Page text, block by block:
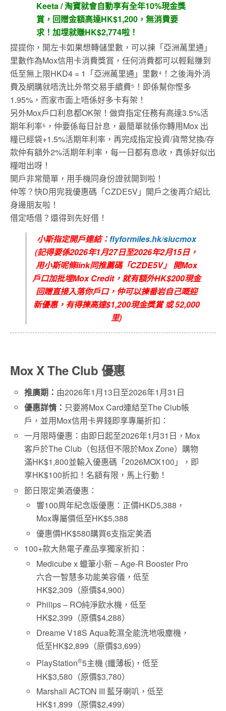
Keeta / 淘寶就會自動享有全年10%現金獎
賞，回贈金額高達HK$1,200，無消費要
求！加埋就賺HK$2,774啦！
提提你，開左卡如果想轉儲里數，可以揀「亞洲萬里通」
里數作為Mox信用卡消費獎賞，任何消費都可以輕鬆賺到
低至無上限HKD4 = 1「亞洲萬里通」里數⁴！之後海外消
費及網購就唔洗比外幣交易手續費⁵！即係幫你慳多
1.95%，而家市面上唔係好多卡有架！
另外Mox戶口利息都OK架！做齊指定任務有高達3.5%活
期年利率⁶，仲要係每日計息，最簡單就係你轉用Mox 出
糧已經袋+1.5%活期年利率，再完成指定投資/貨幣兌換/存
款仲有額外2%活期年利率，每一日都有息收，真係好似出
糧咁出呀！
開戶非常簡單，用手機同身份證就開到啦！
仲等？快D用完我優惠碼「CZDE5V」開戶之後再介紹比
身邊朋友啦！
借定唔借？還得到先好借！
小斯指定開戶連結：flyformiles.hk/siucmox
(記得要係2026年1月27日至2026年2月15日，
用小斯呢條link同推薦碼「CZDE5V」 開Mox
戶口加批埋Mox Credit，就有額外HK$200現金
回贈直接入落你戶口，仲可以揀番岩自己嘅迎
新優惠，有得揀高達$1,200現金獎賞 或 52,000
里)
Mox X The Club 優惠
推廣期： 由2026年1月13日至2026年1月31日
優惠詳情： 只要將Mox Card連結至The Club帳
戶，並用Mox信用卡畀錢即享專屬折扣：
一月限時優惠：由即日起至2026年1月31日，Mox
客戶於The Club（包括但不限於Mox Zone）購物
滿HK$1,800並輸入優惠碼「2026MOX100」，即
享HK$100折扣！名額有限，馬上行動！
節日限定美酒優惠：
響100周年紀念版優惠：正價HKD5,388，
Mox專屬價低至HK$5,388
優惠價HK$580購買6支指定美酒
100+款大熱電子產品享獨家折扣：
Medicube x 蠟筆小新 – Age-R Booster Pro
六合一智慧多功能美容儀，低至
HK$2,309（原價$4,900）
Philips – RO純淨飲水機，低至
HK$2,399（原價$4,288）
Dreame V18S Aqua乾濕全能洗地吸塵機，
低至HK$2,899（原價$3,699）
PlayStation®5主機 (纖薄板)，低至
HK$3,580（原價$3,780）
Marshall ACTON III 藍牙喇叭，低至
HK$1,899（原價$2,499）